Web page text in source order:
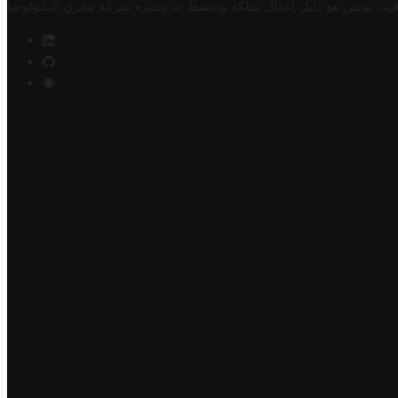
تونس هو دليل أعمال تملكه وتحتفظ به وتديره شركة مخزن التكنولوجيا